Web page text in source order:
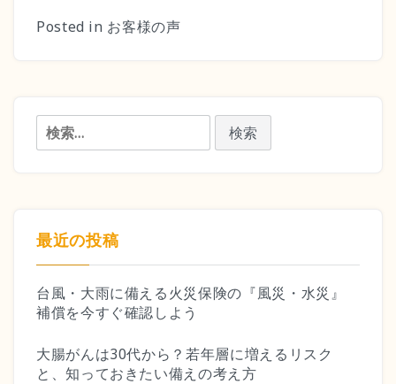
Posted in お客様の声
検
索:
最近の投稿
台風・大雨に備える火災保険の『風災・水災』
補償を今すぐ確認しよう
大腸がんは30代から？若年層に増えるリスク
と、知っておきたい備えの考え方